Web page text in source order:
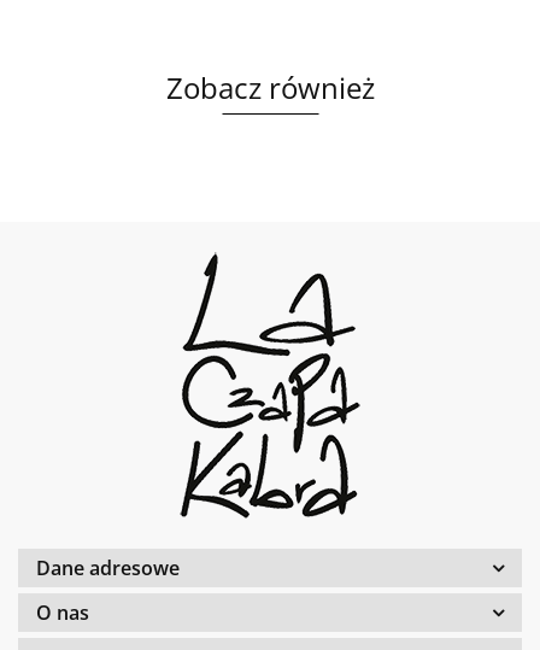
Zobacz również
Dane adresowe
O nas